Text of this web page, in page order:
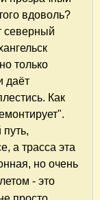
вдоволь?
северный
только
даёт
Как
а трасса эта
но очень
- это